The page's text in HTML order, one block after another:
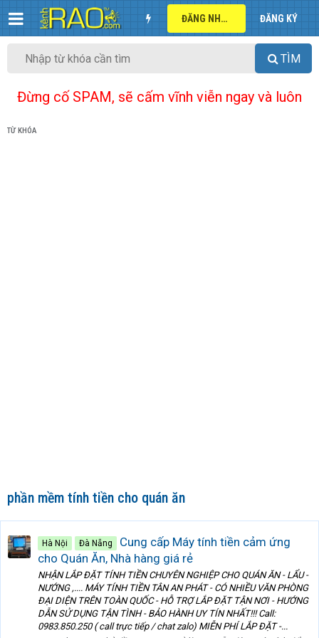
ĐĂNG NHẬP ĐĂNG KÝ
TÌM
Đừng cố SPAM, sẽ cấm vĩnh viễn ngay và luôn
TỪ KHÓA
phần mềm tính tiền cho quán ăn
Hà Nội Đà Nẵng
Cung cấp Máy tính tiền cảm ứng
cho Quán Ăn, Nhà hàng giá rẻ
NHẬN LẮP ĐẶT TÍNH TIỀN CHUYÊN NGHIỆP CHO QUÁN ĂN - LẨU -
NƯỚNG ,.... MÁY TÍNH TIỀN TÂN AN PHÁT - CÓ NHIỀU VĂN PHÒNG
ĐẠI DIỆN TRÊN TOÀN QUỐC - HỖ TRỢ LẮP ĐẶT TẬN NƠI - HƯỚNG
DẪN SỬ DỤNG TẬN TÌNH - BẢO HÀNH UY TÍN NHẤT!!! Call:
0983.850.250 ( call trực tiếp / chat zalo) MIỄN PHÍ LẮP ĐẶT -...